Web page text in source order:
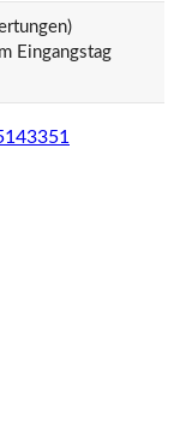
Eingangstag